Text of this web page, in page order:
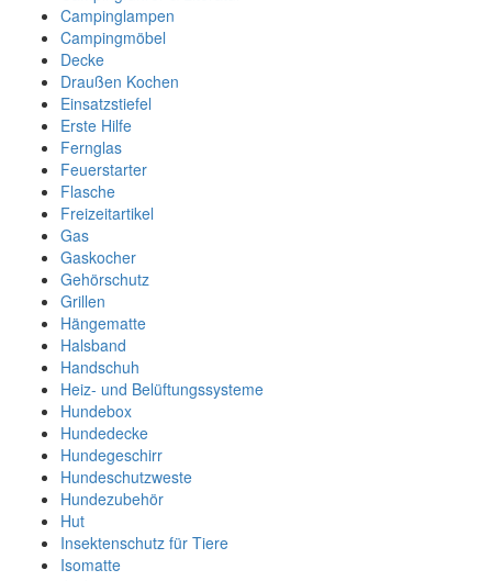
Campinglampen
Campingmöbel
Decke
Draußen Kochen
Einsatzstiefel
Erste Hilfe
Fernglas
Feuerstarter
Flasche
Freizeitartikel
Gas
Gaskocher
Gehörschutz
Grillen
Hängematte
Halsband
Handschuh
Heiz- und Belüftungssysteme
Hundebox
Hundedecke
Hundegeschirr
Hundeschutzweste
Hundezubehör
Hut
Insektenschutz für Tiere
Isomatte